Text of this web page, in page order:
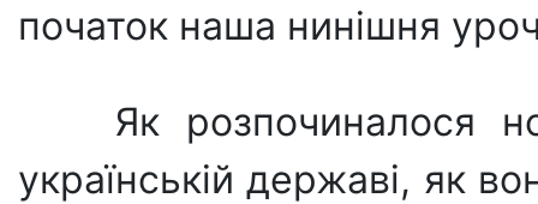
початок наша нинішня
Як розпочиналося
українській державі, як